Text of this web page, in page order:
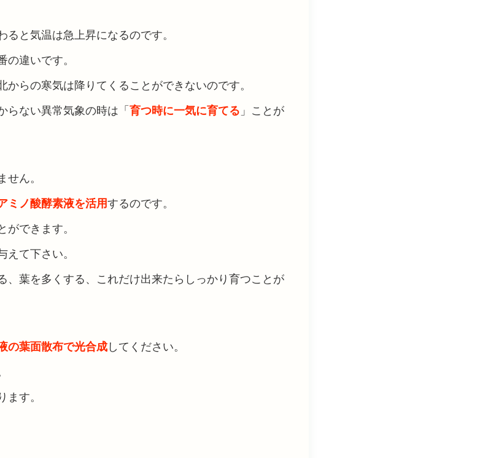
ると気温は急上昇になるのです。
の違いです。
からの寒気は降りてくることができないのです。
らない異常気象の時は「 育つ時に一気に育てる 」ことが
せん。
ミノ酸酵素液を活用するのです。
ができます。
えて下さい。
、葉を多くする、これだけ出来たらしっかり育つことが
の葉面散布で光合成 してください。
ます。